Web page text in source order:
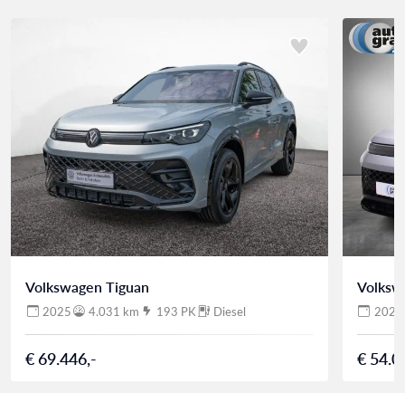
Volkswagen Tiguan
2025 4.031 km 193 PK Diesel
€ 69.446,-
2025
€